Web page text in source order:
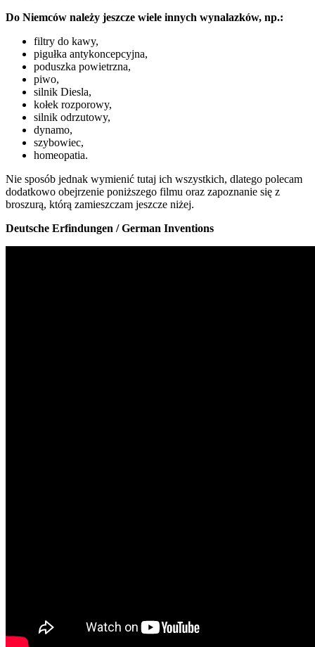
Do Niemców należy jeszcze wiele innych wynalazków, np.:
filtry do kawy,
pigułka antykoncepcyjna,
poduszka powietrzna,
piwo,
silnik Diesla,
kołek rozporowy,
silnik odrzutowy,
dynamo,
szybowiec,
homeopatia.
Nie sposób jednak wymienić tutaj ich wszystkich, dlatego polecam
dodatkowo obejrzenie poniższego filmu oraz zapoznanie się z
broszurą, którą zamieszczam jeszcze niżej.
Deutsche Erfindungen / German Inventions